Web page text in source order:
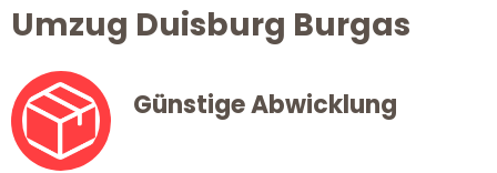
Umzug Duisburg Burgas
Günstige Abwicklung